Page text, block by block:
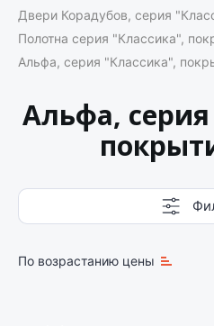
Двери Корадубов, серия
Полотна серия "Классика",
Альфа, серия "Классика",
Альфа,
По возрастанию цены